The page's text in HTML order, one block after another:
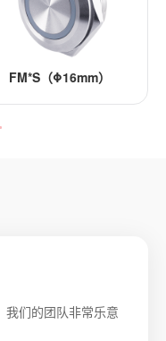
FM*S（Φ16mm）
我们的团队非常乐意